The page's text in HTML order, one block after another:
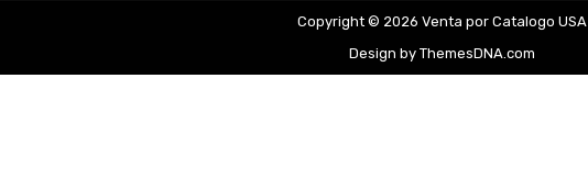
Copyright © 2026 Venta por Catalogo USA
Design by ThemesDNA.com